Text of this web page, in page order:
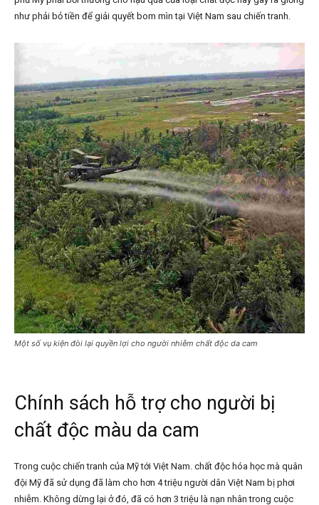
như phải bỏ tiền để giải quyết bom mìn tại Việt Nam sau chiến tranh.
Một số vụ kiện đòi lại quyền lợi cho người nhiễm chất độc da cam
Chính sách hỗ trợ cho người bị
chất độc màu da cam
Trong cuộc chiến tranh của Mỹ tới Việt Nam. chất độc hóa học mà quân
đội Mỹ đã sử dụng đã làm cho hơn 4 triệu người dân Việt Nam bị phơi
nhiễm. Không dừng lại ở đó, đã có hơn 3 triệu là nạn nhân trong cuộc